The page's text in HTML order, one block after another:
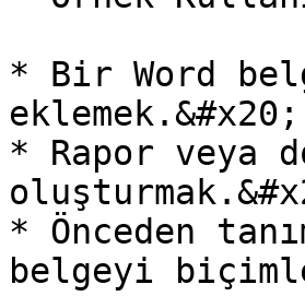
* Bir Word
eklemek.&#x20;
* Rapor veya
* Önceden
belgeyi